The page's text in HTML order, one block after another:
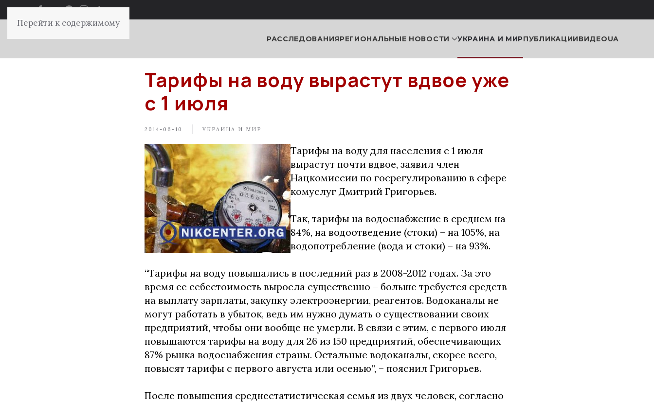
Перейти к содержимому
РАССЛЕДОВАНИЯРЕГИОНАЛЬНЫЕ НОВОСТИ УКРАИНА И МИРПУБЛИКАЦИИВИДЕОUA
Тарифы на воду вырастут вдвое уже
с 1 июля
2014-06-10 УКРАИНА И МИР
Тарифы на воду для населения с 1 июля
вырастут почти вдвое, заявил член
Нацкомиссии по госрегулированию в сфере
комуслуг Дмитрий Григорьев.
Так, тарифы на водоснабжение в среднем на
84%, на водоотведение (стоки) – на 105%, на
водопотребление (вода и стоки) – на 93%.
“Тарифы на воду повышались в последний раз в 2008-2012 годах. За это
время ее себестоимость выросла существенно – больше требуется средств
на выплату зарплаты, закупку электроэнергии, реагентов. Водоканалы не
могут работать в убыток, ведь им нужно думать о существовании своих
предприятий, чтобы они вообще не умерли. В связи с этим, с первого июля
повышаются тарифы на воду для 26 из 150 предприятий, обеспечивающих
87% рынка водоснабжения страны. Остальные водоканалы, скорее всего,
повысят тарифы с первого августа или осенью”, – пояснил Григорьев.
После повышения среднестатистическая семья из двух человек, согласно